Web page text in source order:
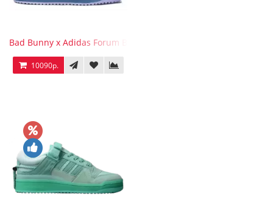
Bad Bunny x Adidas Forum Buckle Low Purple Blue
10090р.